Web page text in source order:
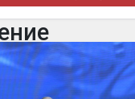
бала 9-қабаттың